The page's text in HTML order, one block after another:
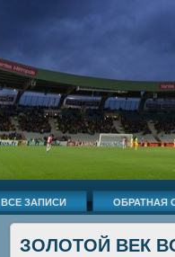
ВСЕ ЗАПИСИ ОБРАТНАЯ
ЗОЛОТОЙ ВЕК